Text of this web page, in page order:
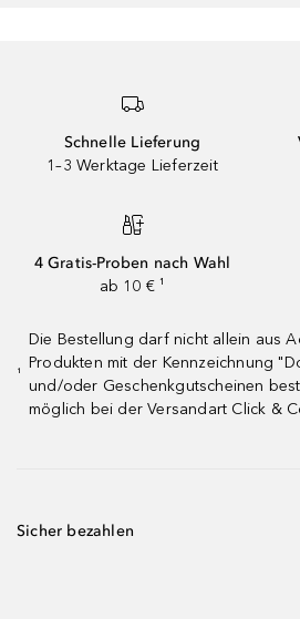
Schnelle Lieferung
1–3 Werktage Lieferzeit
4 Gratis-Proben nach Wahl
ab 10 € ¹
¹
Die Bestellung darf nicht allein aus
Produkten mit der Kennzeichnung
und/oder Geschenkgutscheinen
möglich bei der Versandart Click &
Sicher bezahlen